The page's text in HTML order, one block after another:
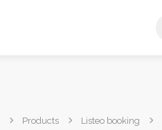
Products Listeo booking